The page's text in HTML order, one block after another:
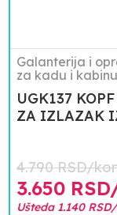
BIG
55
cm
Galanterija i
za kadu i kabinu
UGK137
ZA IZLAZAK
4.790RSD/
3.650
Ušteda 1.140RSD/